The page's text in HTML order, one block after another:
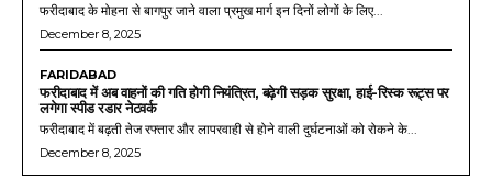
फरीदाबाद के मोहना से बागपुर जाने वाला प्रमुख मार्ग इन दिनों लोगों के लिए...
December 8, 2025
FARIDABAD
फरीदाबाद में अब वाहनों की गति होगी नियंत्रित, बढ़ेगी सड़क सुरक्षा, हाई-रिस्क रूट्स पर
लगेगा स्पीड रडार नेटवर्क
फरीदाबाद में बढ़ती तेज रफ्तार और लापरवाही से होने वाली दुर्घटनाओं को रोकने के...
December 8, 2025